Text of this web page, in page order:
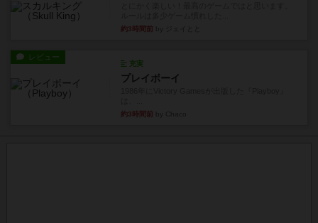
約3時間前
レビュー
充実
プレイボーイ
約3時間前